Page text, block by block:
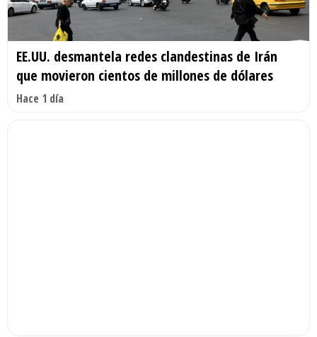
EE.UU. desmantela redes clandestinas de Irán
que movieron cientos de millones de dólares
Hace 1 día